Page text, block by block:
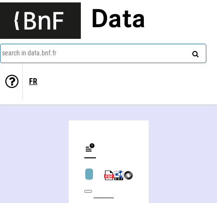
Data
search in data.bnf.fr
FR